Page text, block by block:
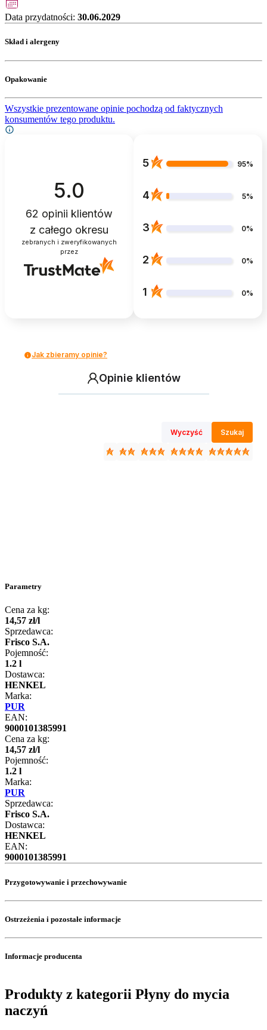
Data przydatności: 30.06.2029
Skład i alergeny
Opakowanie
Wszystkie prezentowane opinie pochodzą od faktycznych
konsumentów tego produktu.
5.0
62 opinii klientów
z całego okresu
zebranych i zweryfikowanych
przez
5 95%
4 5%
3 0%
2 0%
1 0%
Jak zbieramy opinie?
Opinie klientów
Wyczyść Szukaj
Parametry
Cena za kg:
14,57 zł/l
Sprzedawca:
Frisco S.A.
Pojemność:
1.2 l
Dostawca:
HENKEL
Marka:
PUR
EAN:
9000101385991
Cena za kg:
14,57 zł/l
Pojemność:
1.2 l
Marka:
PUR
Sprzedawca:
Frisco S.A.
Dostawca:
HENKEL
EAN:
9000101385991
Przygotowywanie i przechowywanie
Ostrzeżenia i pozostałe informacje
Informacje producenta
Produkty z kategorii Płyny do mycia
naczyń